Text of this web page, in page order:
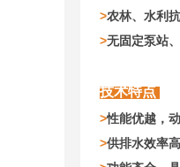
>农林、水利
>无固定泵站
技术特点
>性能优越，
>供排水效率